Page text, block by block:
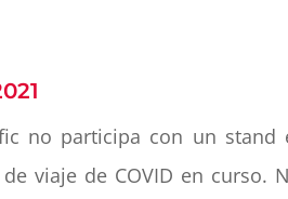
no participa con un stand
viaje de COVID en curso.